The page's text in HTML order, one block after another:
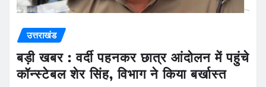
उत्तराखंड
बड़ी खबर : वर्दी पहनकर छात्र आंदोलन में पहुंचे
कॉन्स्टेबल शेर सिंह, विभाग ने किया बर्खास्त